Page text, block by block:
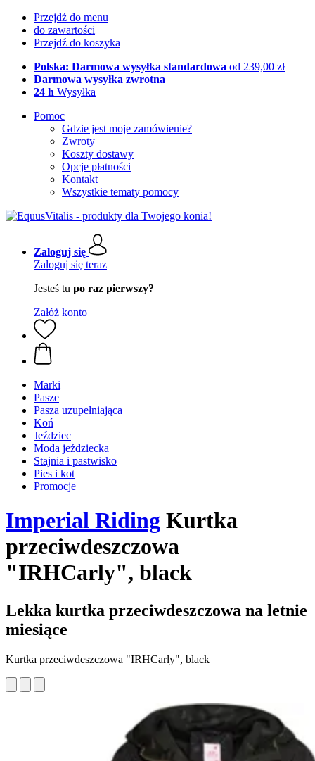
Przejdź do menu
do zawartości
Przejdź do koszyka
Polska: Darmowa wysyłka standardowa od 239,00 zł
Darmowa wysyłka zwrotna
24 h Wysyłka
Pomoc
Gdzie jest moje zamówienie?
Zwroty
Koszty dostawy
Opcje płatności
Kontakt
Wszystkie tematy pomocy
Zaloguj się
Zaloguj się teraz
Jesteś tu po raz pierwszy?
Załóż konto
Marki
Pasze
Pasza uzupełniająca
Koń
Jeździec
Moda jeździecka
Stajnia i pastwisko
Pies i kot
Promocje
Imperial Riding Kurtka
przeciwdeszczowa
"IRHCarly", black
Lekka kurtka przeciwdeszczowa na letnie
miesiące
Kurtka przeciwdeszczowa "IRHCarly", black